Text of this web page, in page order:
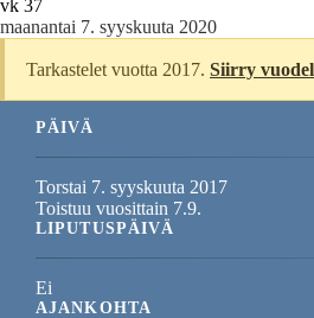
vk 37
maanantai 7. syyskuuta 2020
Tarkastelet vuotta 2017.Siirry
PÄIVÄ
Torstai 7. syyskuuta 2017
Toistuu vuosittain 7.9.
LIPUTUSPÄIVÄ
Ei
AJANKOHTA